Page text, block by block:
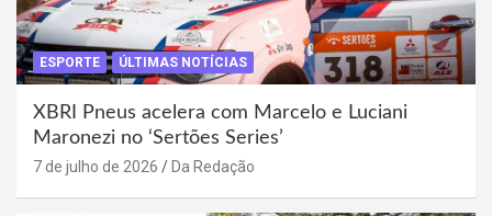
ESPORTE ÚLTIMAS NOTÍCIAS
XBRI Pneus acelera com Marcelo e Luciani
Maronezi no ‘Sertões Series’
7 de julho de 2026 Da Redação